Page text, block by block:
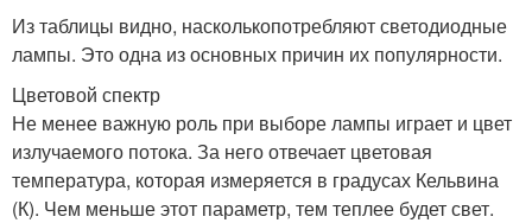
Из таблицы видно, насколькопотребляют светодиодные
лампы. Это одна из основных причин их популярности.
Цветовой спектр
Не менее важную роль при выборе лампы играет и цвет
излучаемого потока. За него отвечает цветовая
температура, которая измеряется в градусах Кельвина
(К). Чем меньше этот параметр, тем теплее будет свет.